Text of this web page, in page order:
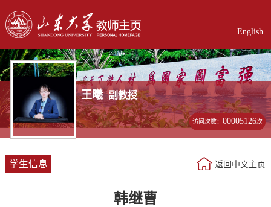
English
王曦 副教授
访问次数：00005126次
学生信息 返回中文主页
韩继曹